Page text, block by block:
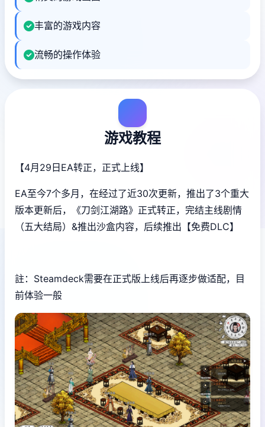
丰富的游戏内容
流畅的操作体验
游戏教程
【4月29日EA转正，正式上线】
EA至今7个多月，在经过了近30次更新，推出了3个重大
版本更新后，《刀剑江湖路》正式转正，完结主线剧情
（五大结局）&推出沙盒内容，后续推出【免费DLC】
註：Steamdeck需要在正式版上线后再逐步做适配，目
前体验一般